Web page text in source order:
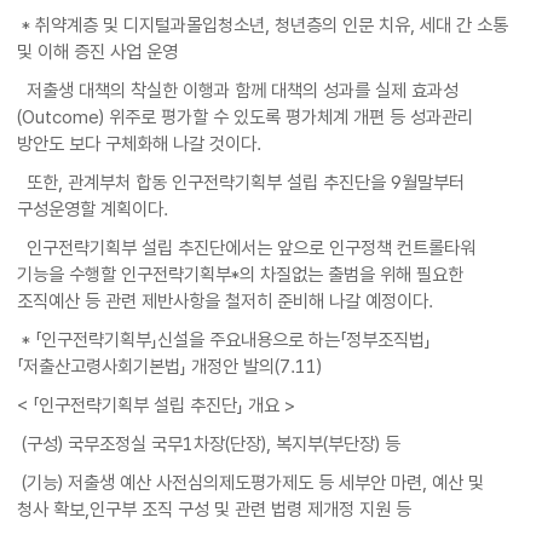
* 취약계층 및 디지털과몰입청소년, 청년층의 인문 치유, 세대 간 소통
및 이해 증진 사업 운영
저출생 대책의 착실한 이행과 함께 대책의 성과를 실제 효과성
(Outcome) 위주로 평가할 수 있도록 평가체계 개편 등 성과관리
방안도 보다 구체화해 나갈 것이다.
또한, 관계부처 합동 인구전략기획부 설립 추진단을 9월말부터
구성운영할 계획이다.
인구전략기획부 설립 추진단에서는 앞으로 인구정책 컨트롤타워
기능을 수행할 인구전략기획부*의 차질없는 출범을 위해 필요한
조직예산 등 관련 제반사항을 철저히 준비해 나갈 예정이다.
* 「인구전략기획부」신설을 주요내용으로 하는「정부조직법」
「저출산고령사회기본법」 개정안 발의(7.11)
< 「인구전략기획부 설립 추진단」 개요 >
(구성) 국무조정실 국무1차장(단장), 복지부(부단장) 등
(기능) 저출생 예산 사전심의제도평가제도 등 세부안 마련, 예산 및
청사 확보,인구부 조직 구성 및 관련 법령 제개정 지원 등